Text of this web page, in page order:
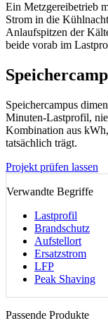
Ein Metzgereibetrieb
Strom in die
Anlaufspitzen der
beide vorab im
Speichercampus
Minuten-Lastprofil, nie
Kombination aus
tatsächlich trägt.
Projekt prüfen lassen
Verwandte Begriffe
Lastprofil
Brandschutz
Aufstellort
Ersatzstrom
LFP
Peak Shaving
Passende Produkte